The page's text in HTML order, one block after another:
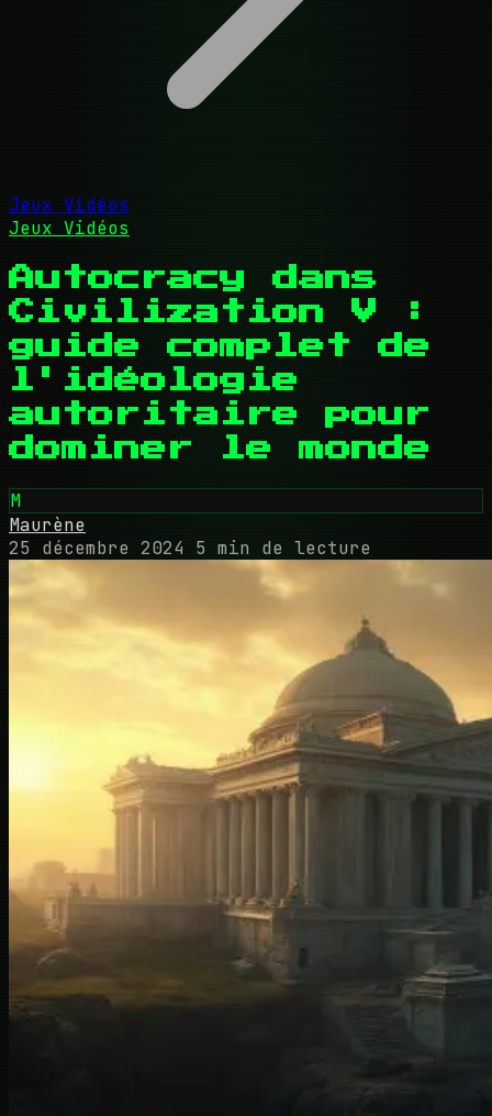
Jeux Vidéos
Jeux Vidéos
Autocracy dans
Civilization V :
guide complet de
l'idéologie
autoritaire pour
dominer le monde
M
Maurène
25 décembre 2024
5 min de lecture